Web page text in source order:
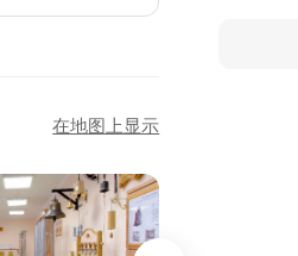
在地图上显示